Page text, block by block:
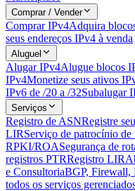
Comprar / Vender
Comprar IPv4Adquira
seus endereços IPv4 à venda
Aluguel
Alugar IPv4Alugue blocos
IPv4Monetize seus ativos
IPv6 de /20 a /32Subalugar
Serviços
Registro de ASNRegistre
LIRServiço de patrocínio de
RPKI/ROASegurança de
registros PTRRegistro LIR
e ConsultoriaBGP, Firewall,
todos os serviços